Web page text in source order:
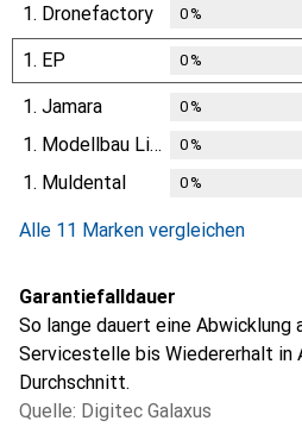
1. Dronefactory 0%
1. EP 0%
1. Jamara 0%
1. Modellbau Lindinger 0%
1. Muldental 0%
Alle 11 Marken vergleichen
Garantiefalldauer
So lange dauert eine Abwicklung
Servicestelle bis Wiedererhalt in
Durchschnitt.
Quelle: Digitec Galaxus